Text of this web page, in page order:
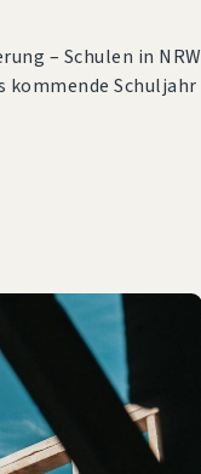
– Schulen in NRW
kommende Schuljahr